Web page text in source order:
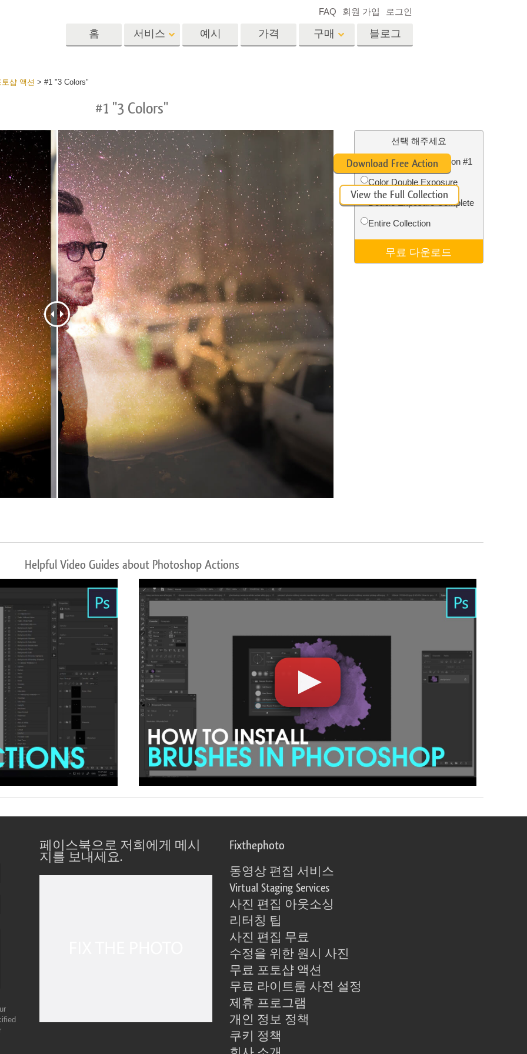
홈 서비스
편집 서비스 AI로 생성된 의류 모델 이미지 조작 서비스 사진 서비스
터칭 서비스 주얼리 리터칭 서비스 AI 훈련 데이터
예시 가격 구매
프리셋
렉션
포토샵 액션
포토샵 오버레이
포토샵 텍스처
Ps Actions 전체 컬렉션
Ps 오버레이 전체 컬렉
션
발렌타인 데이 카드
결혼식 초대장
어린이 생일 초대장
블로그
FAQ 회원 가입 로그인
샵 액션 > #1 "3 Colors"
#1 "3 Colors"
선택 해주세요
Double Exposure Action #1
Color Double Exposure
Double Exposure Complete
Entire Collection
무료 다운로드
Download Free Action
View the Full Collection
Helpful Video Guides about Photoshop Actions
페이스북으로 저희에게 메시
지를 보내세요.
Fixthephoto
동영상 편집 서비스
Virtual Staging Services
사진 편집 아웃소싱
리터칭 팁
사진 편집 무료
수정을 위한 원시 사진
무료 포토샵 액션
무료 라이트룸 사전 설정
제휴 프로그램
개인 정보 정책
쿠키 정책